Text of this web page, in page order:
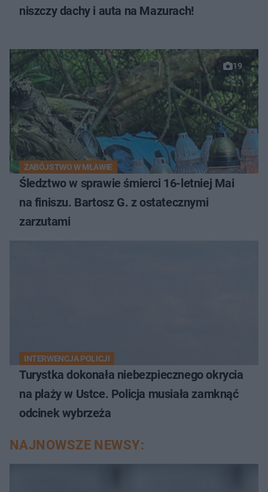
niszczy dachy i auta na Mazurach!
19
ZABÓJSTWO W MŁAWIE
Śledztwo w sprawie śmierci 16-letniej Mai
na finiszu. Bartosz G. z ostatecznymi
zarzutami
INTERWENCJA POLICJI
Turystka dokonała niebezpiecznego okrycia
na plaży w Ustce. Policja musiała zamknąć
odcinek wybrzeża
NAJNOWSZE NEWSY: